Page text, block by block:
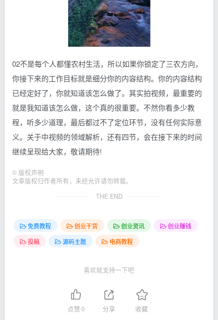
02不是每个人都懂农村生活，所以如果你锁定了三农方向，
你接下来的工作目标就是细分你的内容结构。你的内容结构
已经定好了，你就知道该怎么做了。其实拍视频，最重要的
就是我知道该怎么做，这个真的很重要。不然你看多少教
程，听多少道理，最后都过不了定位环节，没有任何实际意
义。关于中视频的领域解析，还有四节，会在接下来的时间
继续呈现给大家，敬请期待!
© 版权声明
文章版权归作者所有，未经允许请勿转载。
THE END
免费教程 创业干货 创业资讯
创业赚钱
投稿
源码主题 电商教程
喜欢就支持一下吧
点赞0 分享 收藏